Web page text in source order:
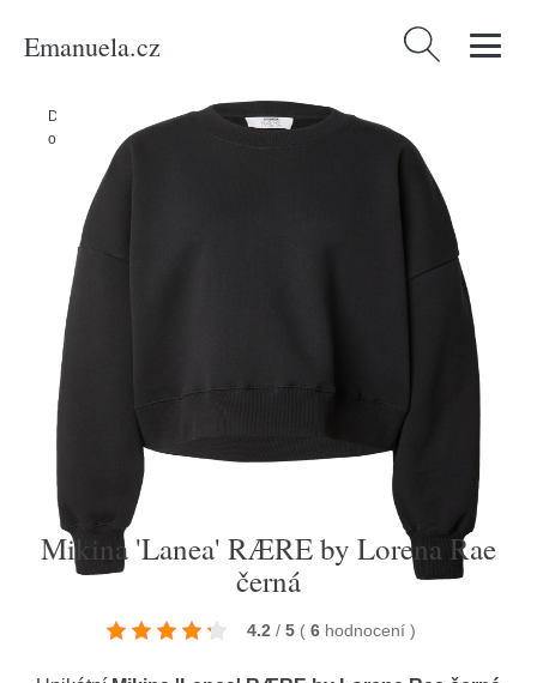
Emanuela.cz Vyhledávání
Domů /Ženy/ Oblečení/Udržitelnost/
oděvy
Mikina 'Lanea' RÆRE by Lorena Rae černá
Mikina 'Lanea' RÆRE by Lorena Rae
černá
4.2 / 5 ( 6 hodnocení )